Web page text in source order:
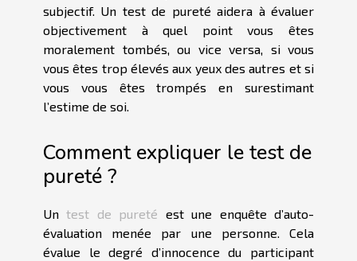
subjectif. Un test de pureté aidera à évaluer
objectivement à quel point vous êtes
moralement tombés, ou vice versa, si vous
vous êtes trop élevés aux yeux des autres et si
vous vous êtes trompés en surestimant
l’estime de soi.
Comment expliquer le test de
pureté ?
Untest de pureté est une enquête d’auto-
évaluation menée par une personne. Cela
évalue le degré d’innocence du participant